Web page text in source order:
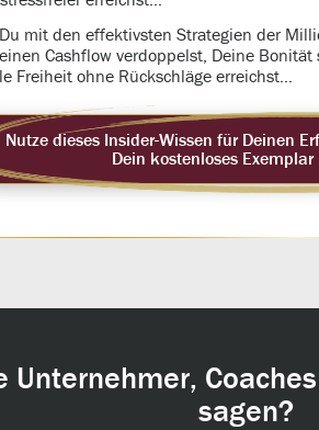
mit den effektivsten Strategien der
Cashflow verdoppelst, Deine
Freiheit ohne Rückschläge erreichst…
Nutze dieses Insider-Wissen für Deinen
Dein kostenloses
Unternehmer,
sagen?